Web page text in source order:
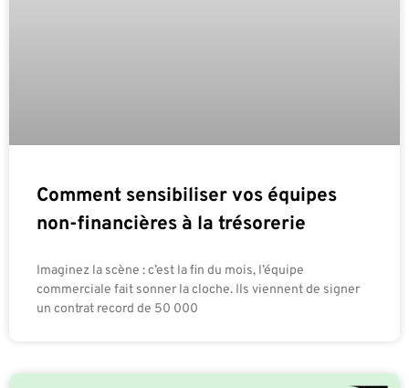
Comment sensibiliser vos équipes
non-financières à la trésorerie
Imaginez la scène : c’est la fin du mois, l’équipe
commerciale fait sonner la cloche. Ils viennent de signer
un contrat record de 50 000